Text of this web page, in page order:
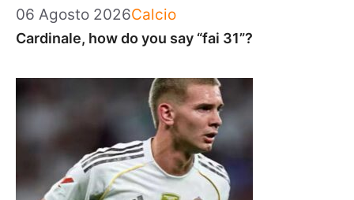
06 Agosto 2026Categorie
Calcio
Cardinale, how do you say “fai 31”?